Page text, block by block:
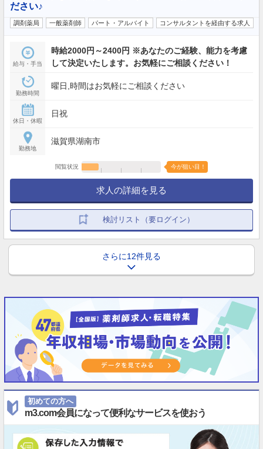
ださい♪
調剤薬局 一般薬剤師 パート・アルバイト コンサルタントを経由する求人
給与・手当
時給2000円～2400円 ※あなたのご経験、能力を考慮
して決定いたします。お気軽にご相談ください！
勤務時間
曜日,時間はお気軽にご相談ください
休日・休暇
日祝
勤務地
滋賀県湖南市
閲覧状況 今が狙い目！
求人の詳細を見る
検討リスト（要ログイン）
さらに12件見る
初めての方へ
m3.com会員になって便利なサービスを使おう